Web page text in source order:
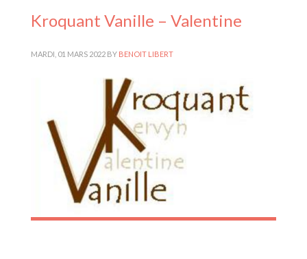
Kroquant Vanille – Valentine
MARDI, 01 MARS 2022 BY BENOIT LIBERT